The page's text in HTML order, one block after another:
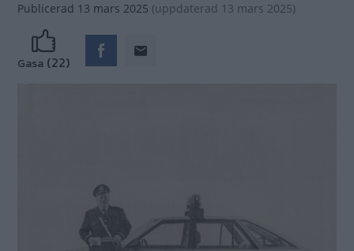
Publicerad 13 mars 2025 (uppdaterad 13 mars 2025)
Gasa (22)